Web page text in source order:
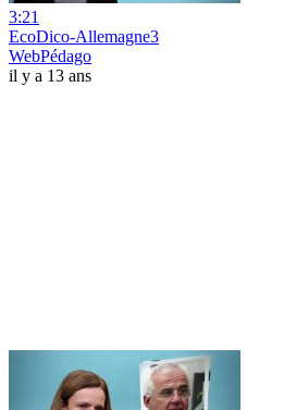
3:21
EcoDico-Allemagne3
WebPédago
il y a 13 ans